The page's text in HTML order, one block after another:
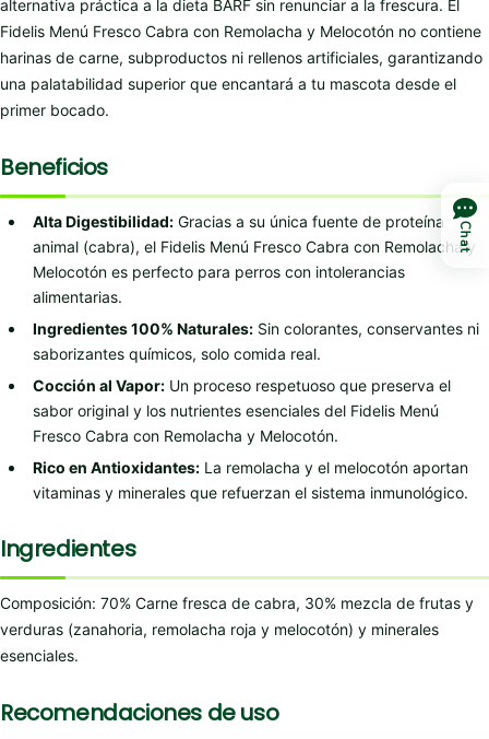
alternativa práctica a la dieta BARF sin renunciar a la frescura. El
Fidelis Menú Fresco Cabra con Remolacha y Melocotón no contiene
harinas de carne, subproductos ni rellenos artificiales, garantizando
una palatabilidad superior que encantará a tu mascota desde el
primer bocado.
Beneficios
Alta Digestibilidad: Gracias a su única fuente de proteína
animal (cabra), el Fidelis Menú Fresco Cabra con Remolacha y
Melocotón es perfecto para perros con intolerancias
alimentarias.
Ingredientes 100% Naturales: Sin colorantes, conservantes ni
saborizantes químicos, solo comida real.
Cocción al Vapor: Un proceso respetuoso que preserva el
sabor original y los nutrientes esenciales del Fidelis Menú
Fresco Cabra con Remolacha y Melocotón.
Rico en Antioxidantes: La remolacha y el melocotón aportan
vitaminas y minerales que refuerzan el sistema inmunológico.
Ingredientes
Composición: 70% Carne fresca de cabra, 30% mezcla de frutas y
verduras (zanahoria, remolacha roja y melocotón) y minerales
esenciales.
Recomendaciones de uso
Chat